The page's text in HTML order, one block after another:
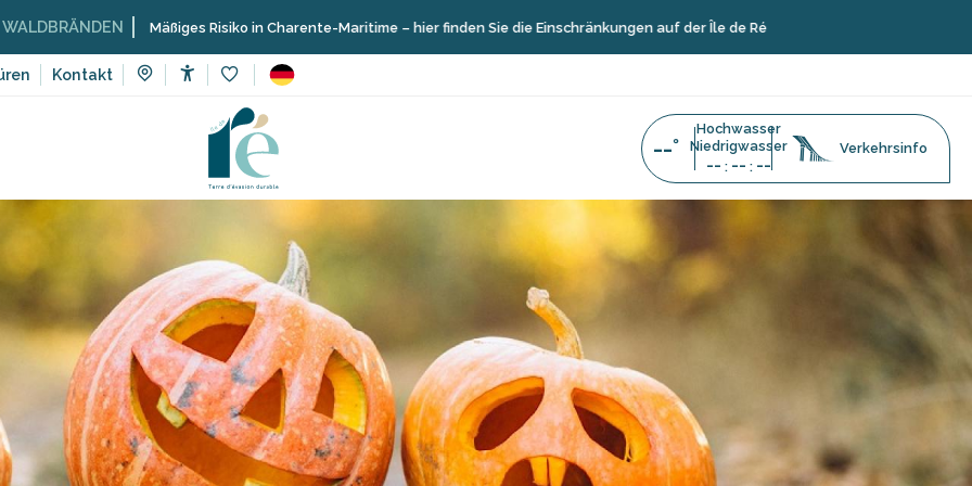
Kontakt
Mäßiges Risiko in Charente-Maritime – hier finden Sie die Einschränkungen auf der Île de Ré
--°
Hochwasser
Niedrigwasser
-- : -- : --
Verkehrsinfo